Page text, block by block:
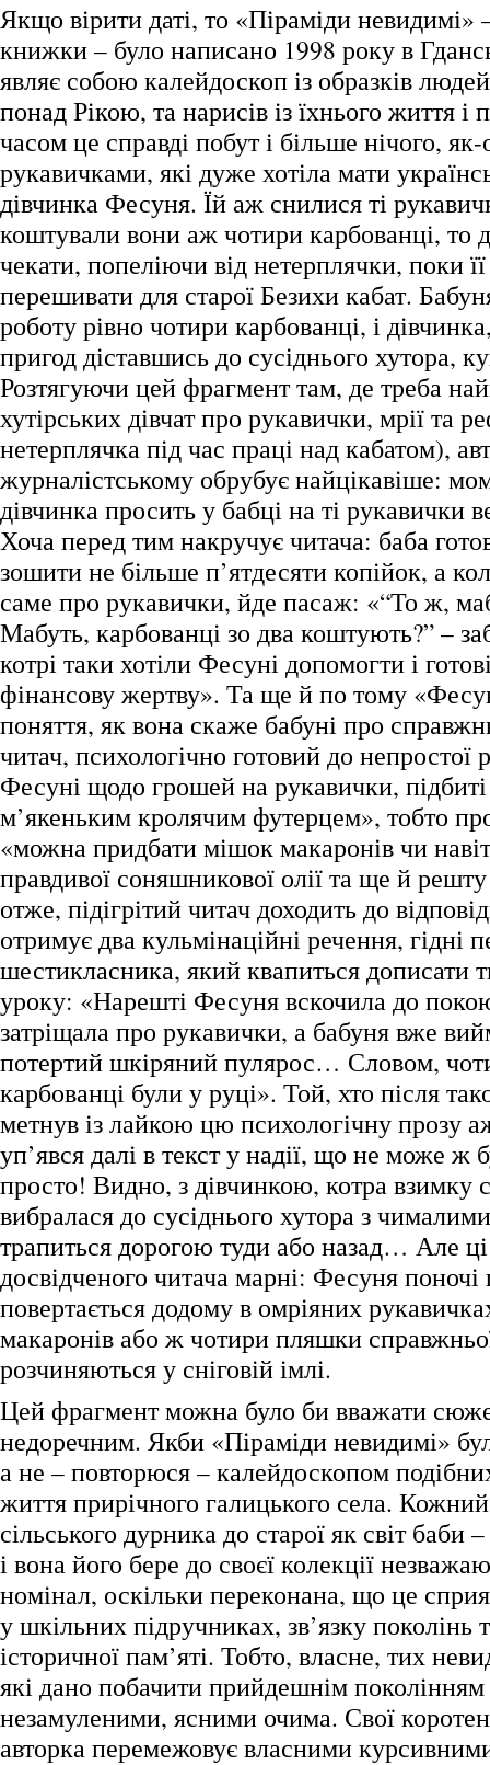
Якщо вірити даті, то «Піраміди невидимі»
книжки – було написано 1998 року в
являє собою калейдоскоп із образків
понад Рікою, та нарисів із їхнього життя
часом це справді побут і більше нічого,
рукавичками, які дуже хотіла мати
дівчинка Фесуня. Їй аж снилися ті
коштували вони аж чотири карбованці, то
чекати, попеліючи від нетерплячки, поки
перешивати для старої Безихи кабат.
роботу рівно чотири карбованці, і
пригод діставшись до сусіднього хутора,
Розтягуючи цей фрагмент там, де треба
хутірських дівчат про рукавички, мрії та
нетерплячка під час праці над кабатом),
журналістському обрубує найцікавіше:
дівчинка просить у бабці на ті рукавички
Хоча перед тим накручує читача: баба
зошити не більше п’ятдесяти копійок, а
саме про рукавички, йде пасаж: «“То ж,
Мабуть, карбованці зо два коштують?” –
котрі таки хотіли Фесуні допомогти і
фінансову жертву». Та ще й по тому
поняття, як вона скаже бабуні про
читач, психологічно готовий до непростої
Фесуні щодо грошей на рукавички,
м’якеньким кролячим футерцем», тобто
«можна придбати мішок макаронів чи
правдивої соняшникової олії та ще й
отже, підігрітий читач доходить до
отримує два кульмінаційні речення, гідні
шестикласника, який квапиться дописати
уроку: «Нарешті Фесуня вскочила до
затріщала про рукавички, а бабуня вже
потертий шкіряний пулярос… Словом,
карбованці були у руці». Той, хто після
метнув із лайкою цю психологічну прозу
уп’явся далі в текст у надії, що не може ж
просто! Видно, з дівчинкою, котра взимку
вибралася до сусіднього хутора з
трапиться дорогою туди або назад… Але
досвідченого читача марні: Фесуня
повертається додому в омріяних
макаронів або ж чотири пляшки
розчиняються у сніговій імлі.
Цей фрагмент можна було би вважати
недоречним. Якби «Піраміди невидимі»
а не – повторюся – калейдоскопом
життя прирічного галицького села.
сільського дурника до старої як світ баби
і вона його бере до своєї колекції
номінал, оскільки переконана, що це
у шкільних підручниках, зв’язку
історичної пам’яті. Тобто, власне, тих
які дано побачити прийдешнім поколінням
незамуленими, ясними очима. Свої
авторка перемежовує власними